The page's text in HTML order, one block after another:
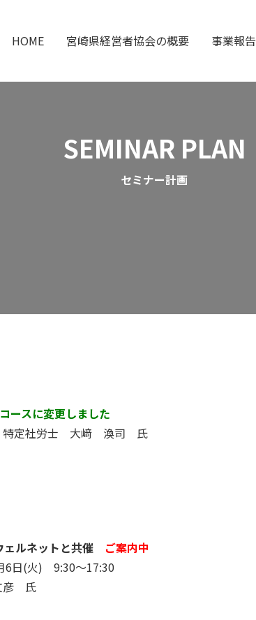
HOME 宮崎県経営者協会の概要 事業報告
SEMINAR PLAN
セミナー計画
ースに変更しました
特定社労士 大﨑 渙司 氏
ルネットと共催 ご案内中
日(火) 9:30～17:30
彦 氏